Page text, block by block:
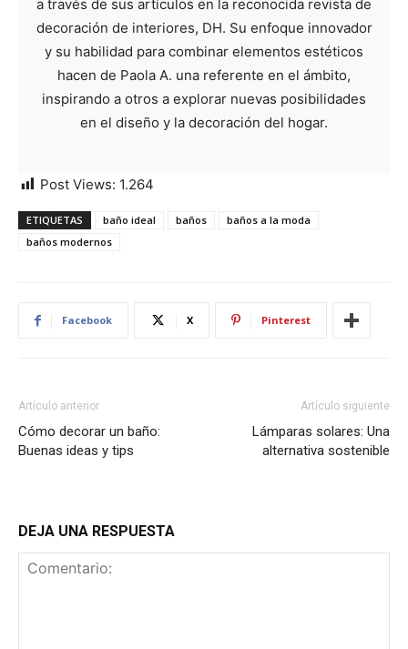
a través de sus artículos en la reconocida revista de
decoración de interiores, DH. Su enfoque innovador
y su habilidad para combinar elementos estéticos
hacen de Paola A. una referente en el ámbito,
inspirando a otros a explorar nuevas posibilidades
en el diseño y la decoración del hogar.
Post Views: 1.264
ETIQUETAS baño ideal baños
baños a la moda
baños modernos
Facebook X Pinterest
Artículo anterior
Cómo decorar un baño:
Buenas ideas y tips
Artículo siguiente
Lámparas solares: Una
alternativa sostenible
DEJA UNA RESPUESTA